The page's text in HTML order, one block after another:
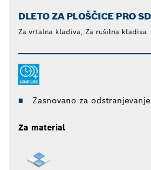
DLETO ZA PLOŠČICE PRO
Za vrtalna kladiva, Za rušilna kladiva
Zasnovano za
Za material